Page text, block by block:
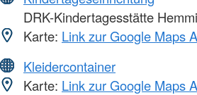
DRK-Kindertagesstätte
Karte: Link zur Google Maps
Kleidercontainer
Karte: Link zur Google Maps